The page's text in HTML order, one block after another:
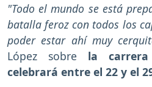
"Todo el mundo se está
batalla feroz con todos los
poder estar ahí muy
López sobre la
celebrará entre el 22 y el